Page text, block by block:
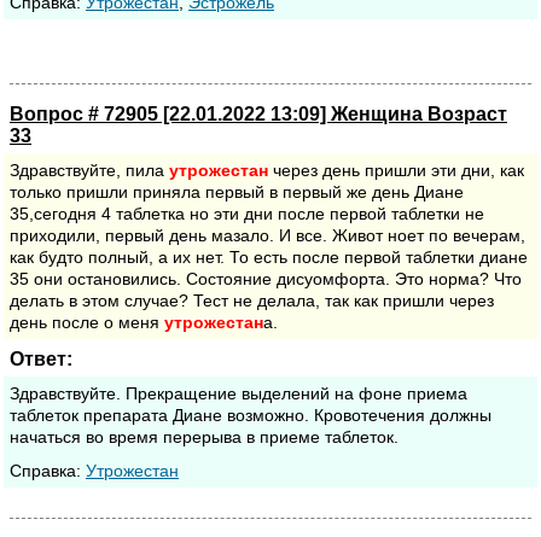
Вопрос # 72905 [22.01.2022 13:09] Женщина Возраст
33
Здравствуйте, пила утрожестан через день пришли эти дни, как
только пришли приняла первый в первый же день Диане
35,сегодня 4 таблетка но эти дни после первой таблетки не
приходили, первый день мазало. И все. Живот ноет по вечерам,
как будто полный, а их нет. То есть после первой таблетки диане
35 они остановились. Состояние дисуомфорта. Это норма? Что
делать в этом случае? Тест не делала, так как пришли через
день после о меня утрожестана.
Ответ:
Здравствуйте. Прекращение выделений на фоне приема
таблеток препарата Диане возможно. Кровотечения должны
начаться во время перерыва в приеме таблеток.
Cправка: Утрожестан